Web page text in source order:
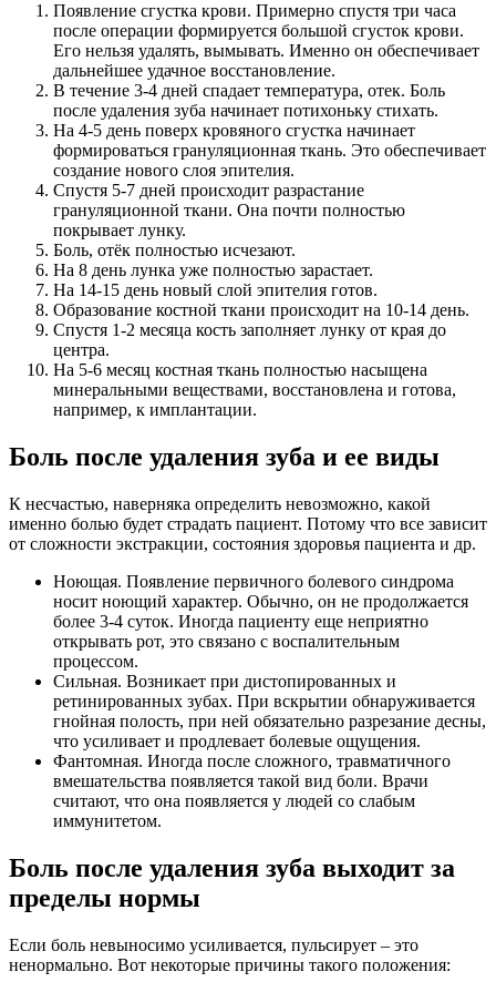
Появление сгустка крови. Примерно спустя три часа
после операции формируется большой сгусток крови.
Его нельзя удалять, вымывать. Именно он обеспечивает
дальнейшее удачное восстановление.
В течение 3-4 дней спадает температура, отек. Боль
после удаления зуба начинает потихоньку стихать.
На 4-5 день поверх кровяного сгустка начинает
формироваться грануляционная ткань. Это обеспечивает
создание нового слоя эпителия.
Спустя 5-7 дней происходит разрастание
грануляционной ткани. Она почти полностью
покрывает лунку.
Боль, отёк полностью исчезают.
На 8 день лунка уже полностью зарастает.
На 14-15 день новый слой эпителия готов.
Образование костной ткани происходит на 10-14 день.
Спустя 1-2 месяца кость заполняет лунку от края до
центра.
На 5-6 месяц костная ткань полностью насыщена
минеральными веществами, восстановлена и готова,
например, к имплантации.
Боль после удаления зуба и ее виды
К несчастью, наверняка определить невозможно, какой
именно болью будет страдать пациент. Потому что все зависит
от сложности экстракции, состояния здоровья пациента и др.
Ноющая. Появление первичного болевого синдрома
носит ноющий характер. Обычно, он не продолжается
более 3-4 суток. Иногда пациенту еще неприятно
открывать рот, это связано с воспалительным
процессом.
Сильная. Возникает при дистопированных и
ретинированных зубах. При вскрытии обнаруживается
гнойная полость, при ней обязательно разрезание десны,
что усиливает и продлевает болевые ощущения.
Фантомная. Иногда после сложного, травматичного
вмешательства появляется такой вид боли. Врачи
считают, что она появляется у людей со слабым
иммунитетом.
Боль после удаления зуба выходит за
пределы нормы
Если боль невыносимо усиливается, пульсирует – это
ненормально. Вот некоторые причины такого положения: